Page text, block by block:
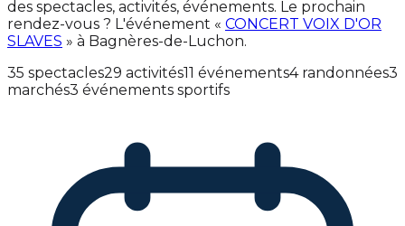
des spectacles, activités, événements. Le prochain
rendez-vous ? L'événement « CONCERT VOIX D'OR
SLAVES » à Bagnères-de-Luchon.
35 spectacles29 activités11 événements4 randonnées3
marchés3 événements sportifs